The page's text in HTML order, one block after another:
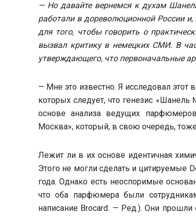
— Но давайте вернемся к духам
работали в дореволюционной России
для того, чтобы говорить о
вызвал критику в немецких СМИ. В
утверждающего, что первоначальные
— Мне это известно. Я исследовал этот
которых следует, что генезис
основе анализа ведущих
Москва», который, в свою очередь,
Лежит ли в их основе идентичная
Этого не могли сделать и цитируемые
года. Однако есть неоспоримые
что оба парфюмера были
написание Brocard. — Ред.). Они прошли